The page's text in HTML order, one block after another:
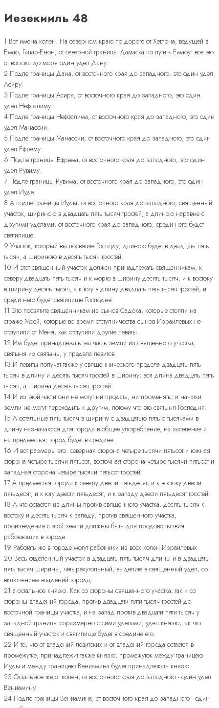
Иезекииль 48
1 Вот имена колен. На северном краю по дороге от Хетлона, ведущей в
Емаф, Гацар-Енон, от северной границы Дамаска по пути к Емафу: все это
от востока до моря один удел Дану.
2 Подле границы Дана, от восточного края до западного, это один удел
Асиру.
3 Подле границы Асира, от восточного края до западного, это один
удел Неффалиму.
4 Подле границы Неффалима, от восточного края до западного, это один
удел Манассии.
5 Подле границы Манассии, от восточного края до западного, это один
удел Ефрему.
6 Подле границы Ефрема, от восточного края до западного, это один
удел Рувиму.
7 Подле границы Рувима, от восточного края до западного, это один
удел Иуде.
8 А подле границы Иуды, от восточного края до западного, священный
участок, шириною в двадцать пять тысяч тростей, а длиною наравне с
другими уделами, от восточного края до западного; среди него будет
святилище.
9 Участок, который вы посвятите Господу, длиною будет в двадцать пять
тысяч, а шириною в десять тысяч тростей.
10 И этот священный участок должен принадлежать священникам, к
северу двадцать пять тысяч и к морю в ширину десять тысяч, и к востоку
в ширину десять тысяч, а к югу в длину двадцать пять тысяч тростей, и
среди него будет святилище Господне.
11 Это посвятите священникам из сынов Садока, которые стояли на
страже Моей, которые во время отступничества сынов Израилевых не
отступили от Меня, как отступили другие левиты.
12 Им будет принадлежать эта часть земли из священного участка,
святыня из святынь, у предела левитов.
13 И левиты получат также у священнического предела двадцать пять
тысяч в длину и десять тысяч тростей в ширину; вся длина двадцать пять
тысяч, а ширина десять тысяч тростей.
14 И из этой части они не могут ни продать, ни променять; и начатки
земли не могут переходить к другим, потому что это святыня Господня.
15 А остальные пять тысяч в ширину с двадцатью пятью тысячами в
длину назначаются для города в общее употребление, на заселение и
на предместья; город будет в средине.
16 И вот размеры его: северная сторона четыре тысячи пятьсот и южная
сторона четыре тысячи пятьсот, восточная сторона четыре тысячи пятьсот и
западная сторона четыре тысячи пятьсот тростей.
17 А предместья города к северу двести пятьдесят, и к востоку двести
пятьдесят, и к югу двести пятьдесят, и к западу двести пятьдесят тростей.
18 А что остается из длины против священного участка, десять тысяч к
востоку и десять тысяч к западу, против священного участка,
произведения с этой земли должны быть для продовольствия
работающих в городе.
19 Работать же в городе могут работники из всех колен Израилевых.
20 Весь отделенный участок в двадцать пять тысяч длины и в двадцать
пять тысяч ширины, четырехугольный, выделите в священный удел, со
включением владений города;
21 а остальное князю. Как со стороны священного участка, так и со
стороны владений города, против двадцати пяти тысяч тростей до
восточной границы участка, и на запад против двадцати пяти тысяч у
западной границы соразмерно с сими уделами, удел князю, так что
священный участок и святилище будет в средине его.
22 И то, что от владений левитских и от владений города остается в
промежутке, принадлежит также князю; промежуток между границею
Иуды и между границею Вениамина будет принадлежать князю.
23 Остальное же от колен, от восточного края до западного - один удел
Вениамину.
24 Подле границы Вениамина, от восточного края до западного - один